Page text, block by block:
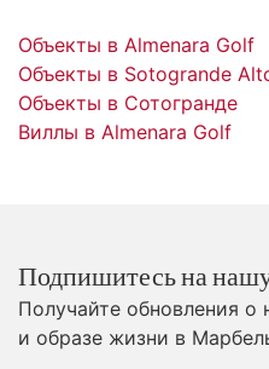
Объекты в Almenara Golf
Объекты в Sotogrande
Объекты в Сотогранде
Виллы в Almenara Golf
Подпишитесь на
Получайте обновления
и образе жизни в